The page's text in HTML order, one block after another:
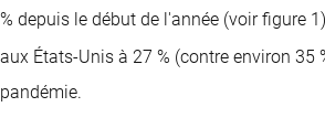
% depuis le début de l'année (voir figure
aux États-Unis à 27 % (contre environ 35
pandémie.